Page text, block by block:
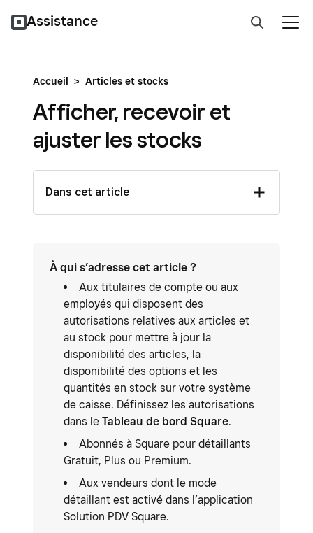
Assistance
Accueil > Articles et stocks
Afficher, recevoir et
ajuster les stocks
Dans cet article
À qui s’adresse cet article ?
Aux titulaires de compte ou aux
employés qui disposent des
autorisations relatives aux articles et
au stock pour mettre à jour la
disponibilité des articles, la
disponibilité des options et les
quantités en stock sur votre système
de caisse. Définissez les autorisations
dans le Tableau de bord Square.
Abonnés à Square pour détaillants
Gratuit, Plus ou Premium.
Aux vendeurs dont le mode
détaillant est activé dans l’application
Solution PDV Square.